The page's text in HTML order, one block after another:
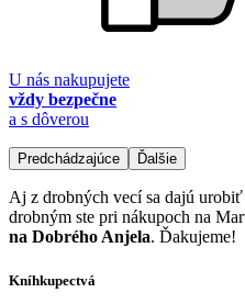
U nás nakupujete
vždy bezpečne
a s dôverou
Predchádzajúce Ďalšie
Aj z drobných vecí sa dajú
drobným ste pri nákupoch na
na Dobrého Anjela. Ďakujeme!
Kníhkupectvá